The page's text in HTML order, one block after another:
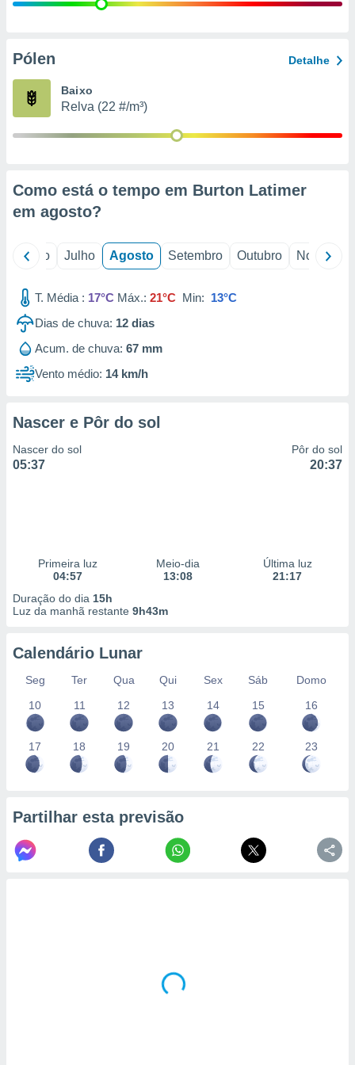
e
de
Pólen Detalhe
Baixo
Relva (22 #/m³)
Como está o tempo em Burton Latimer
em agosto?
Junho Julho Agosto Setembro Outubro Novembro
T. Média : 17°C Máx.: 21°C Min: 13°C
Dias de chuva: 12 dias
Acum. de chuva: 67 mm
Vento médio: 14 km/h
Nascer e Pôr do sol
Nascer do sol
05:37
Pôr do sol
20:37
Primeira luz
04:57
Meio-dia
13:08
Última luz
21:17
Duração do dia 15h
Luz da manhã restante 9h43m
Calendário Lunar
Seg Ter Qua Qui Sex Sáb
Domo
10
11 12 13 14 15 16
17 18 19 20 21 22 23
Partilhar esta previsão